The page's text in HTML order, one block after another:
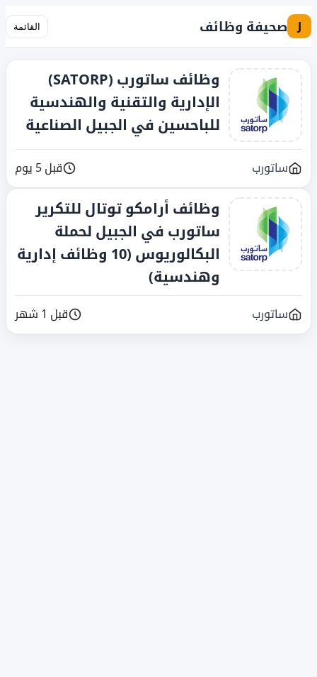
J صحيفة وظائف القائمة
وظائف ساتورب (SATORP)
الإدارية والتقنية والهندسية
للباحسين في الجبيل الصناعية
ساتورب قبل 5 يوم
وظائف أرامكو توتال للتكرير
ساتورب في الجبيل لحملة
البكالوريوس (10 وظائف إدارية
وهندسية)
ساتورب قبل 1 شهر